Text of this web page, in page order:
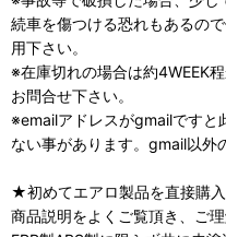
続車を傷つける恐れもあるの
用下さい。
※在庫切れの場合は約4WEEK
お問合せ下さい。
※emailアドレスがgmailですと
ない事があります。gmail以外
★初めてエアロ製品を直接購
商品説明をよくご覧頂き、ご